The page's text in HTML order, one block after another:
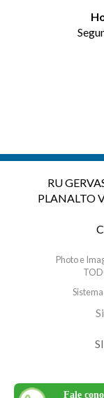
RU
PLANALTO
Photo e
Fale